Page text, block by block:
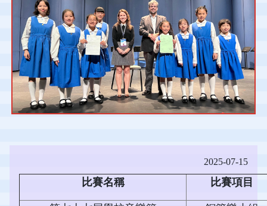
2025-07-15
比賽名稱 比賽項目